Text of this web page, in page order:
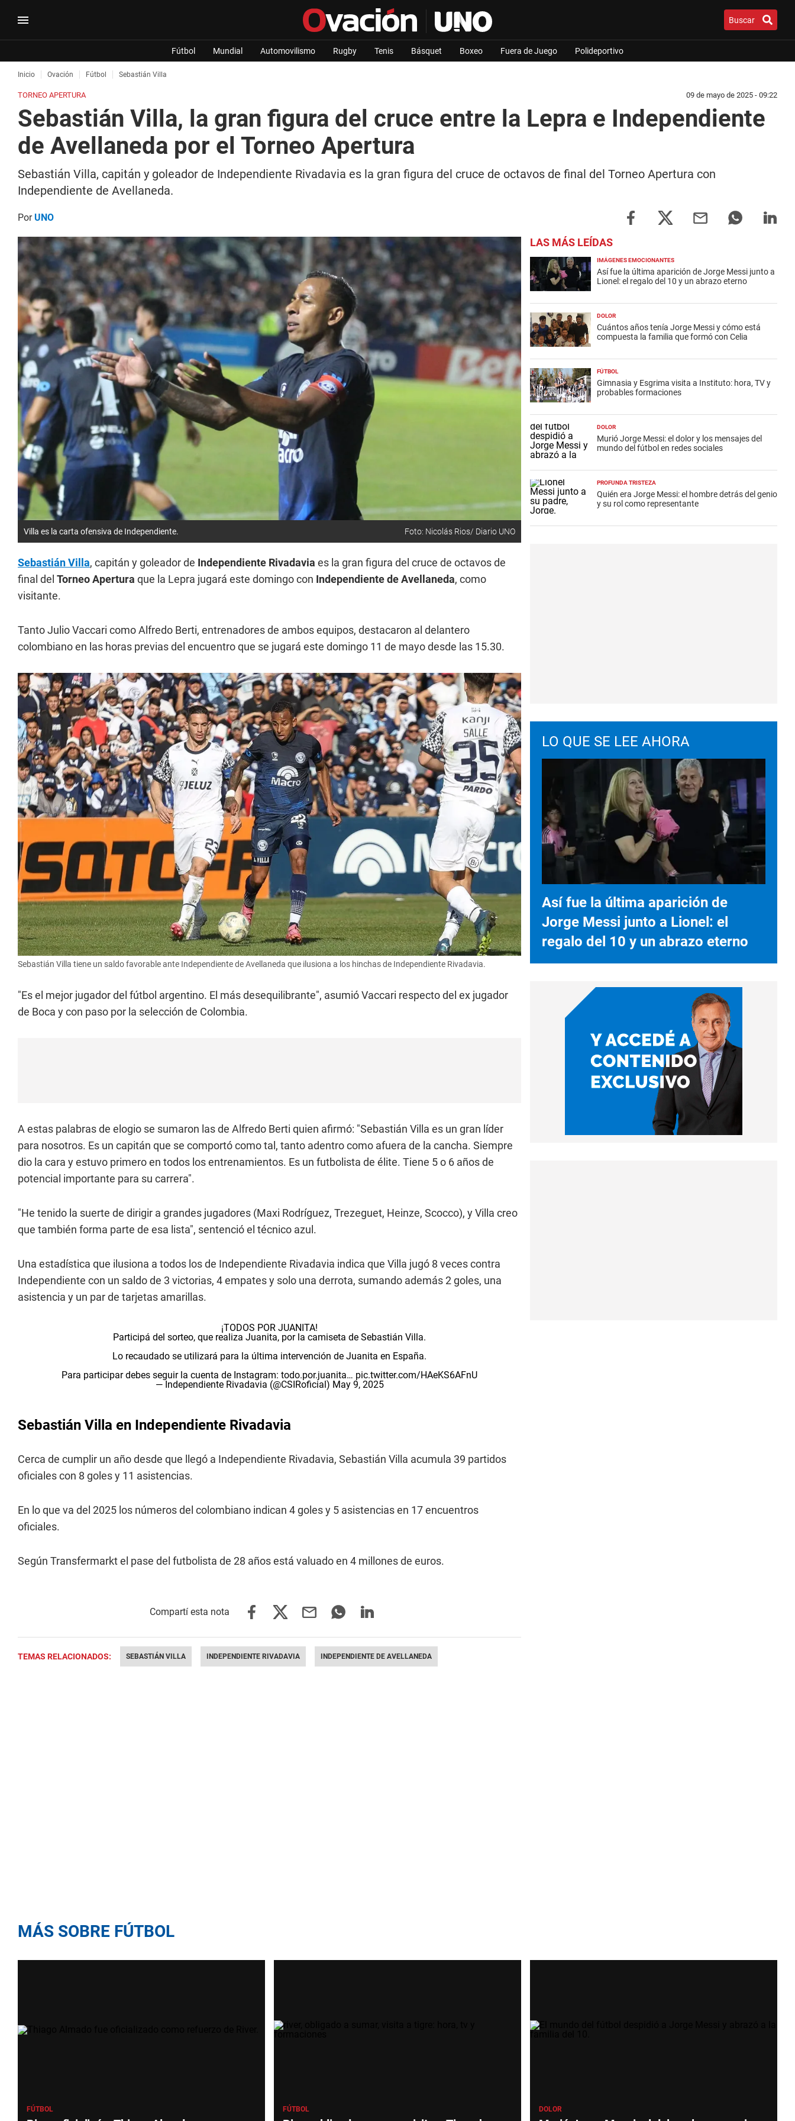
Buscar
Fútbol Mundial Automovilismo Rugby Tenis Básquet Boxeo Fuera de Juego Polideportivo
Inicio Ovación Fútbol Sebastián Villa
TORNEO APERTURA 09 de mayo de 2025 - 09:22
Sebastián Villa, la gran figura del cruce entre la Lepra e Independiente
de Avellaneda por el Torneo Apertura
Sebastián Villa, capitán y goleador de Independiente Rivadavia es la gran figura del cruce de octavos de final del Torneo Apertura con
Independiente de Avellaneda.
PorUNO
Villa es la carta ofensiva de Independiente. Foto: Nicolás Rios/ Diario UNO
Sebastián Villa, capitán y goleador de Independiente Rivadavia es la gran figura del cruce de octavos de
final del Torneo Apertura que la Lepra jugará este domingo con Independiente de Avellaneda, como
visitante.
Tanto Julio Vaccari como Alfredo Berti, entrenadores de ambos equipos, destacaron al delantero
colombiano en las horas previas del encuentro que se jugará este domingo 11 de mayo desde las 15.30.
Sebastián Villa tiene un saldo favorable ante Independiente de Avellaneda que ilusiona a los hinchas de Independiente Rivadavia.
"Es el mejor jugador del fútbol argentino. El más desequilibrante", asumió Vaccari respecto del ex jugador
de Boca y con paso por la selección de Colombia.
A estas palabras de elogio se sumaron las de Alfredo Berti quien afirmó: "Sebastián Villa es un gran líder
para nosotros. Es un capitán que se comportó como tal, tanto adentro como afuera de la cancha. Siempre
dio la cara y estuvo primero en todos los entrenamientos. Es un futbolista de élite. Tiene 5 o 6 años de
potencial importante para su carrera".
"He tenido la suerte de dirigir a grandes jugadores (Maxi Rodríguez, Trezeguet, Heinze, Scocco), y Villa creo
que también forma parte de esa lista", sentenció el técnico azul.
Una estadística que ilusiona a todos los de Independiente Rivadavia indica que Villa jugó 8 veces contra
Independiente con un saldo de 3 victorias, 4 empates y solo una derrota, sumando además 2 goles, una
asistencia y un par de tarjetas amarillas.
¡TODOS POR JUANITA!
Participá del sorteo, que realiza Juanita, por la camiseta de Sebastián Villa.
Lo recaudado se utilizará para la última intervención de Juanita en España.
Para participar debes seguir la cuenta de Instagram: todo.por.juanita… pic.twitter.com/HAeKS6AFnU
— Independiente Rivadavia (@CSIRoficial) May 9, 2025
Sebastián Villa en Independiente Rivadavia
Cerca de cumplir un año desde que llegó a Independiente Rivadavia, Sebastián Villa acumula 39 partidos
oficiales con 8 goles y 11 asistencias.
En lo que va del 2025 los números del colombiano indican 4 goles y 5 asistencias en 17 encuentros
oficiales.
Según Transfermarkt el pase del futbolista de 28 años está valuado en 4 millones de euros.
TEMAS RELACIONADOS: SEBASTIÁN VILLA INDEPENDIENTE RIVADAVIA INDEPENDIENTE DE AVELLANEDA
LAS MÁS LEÍDAS
IMÁGENES EMOCIONANTES
Así fue la última aparición de Jorge Messi junto a
Lionel: el regalo del 10 y un abrazo eterno
DOLOR
Cuántos años tenía Jorge Messi y cómo está
compuesta la familia que formó con Celia
FÚTBOL
Gimnasia y Esgrima visita a Instituto: hora, TV y
probables formaciones
DOLOR
Murió Jorge Messi: el dolor y los mensajes del
mundo del fútbol en redes sociales
PROFUNDA TRISTEZA
Quién era Jorge Messi: el hombre detrás del genio
y su rol como representante
LO QUE SE LEE AHORA
Así fue la última aparición de
Jorge Messi junto a Lionel: el
regalo del 10 y un abrazo eterno
MÁS SOBRE FÚTBOL
FÚTBOL FÚTBOL DOLOR